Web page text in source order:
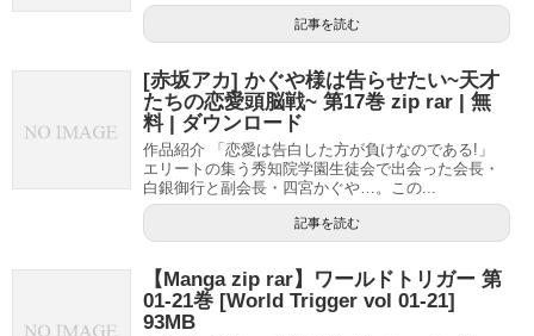
記事を読む
[赤坂アカ] かぐや様は告らせたい~天才
たちの恋愛頭脳戦~ 第17巻 zip rar | 無
料 | ダウンロード
作品紹介 「恋愛は告白した方が負けなのである!」
エリートの集う秀知院学園生徒会で出会った会長・
白銀御行と副会長・四宮かぐや…。この...
記事を読む
【Manga zip rar】ワールドトリガー 第
01-21巻 [World Trigger vol 01-21]
93MB